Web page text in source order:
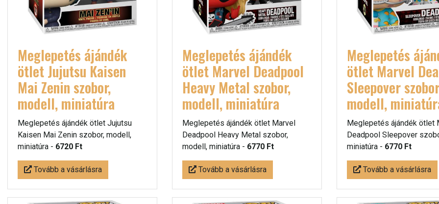
Meglepetés ájándék
ötlet Jujutsu Kaisen
Mai Zenin szobor,
modell, miniatúra
Meglepetés ájándék ötlet Jujutsu
Kaisen Mai Zenin szobor, modell,
miniatúra - 6720 Ft
Tovább a vásárlásra
Meglepetés ájándék
ötlet Marvel Deadpool
Heavy Metal szobor,
modell, miniatúra
Meglepetés ájándék ötlet Marvel
Deadpool Heavy Metal szobor,
modell, miniatúra - 6770 Ft
Tovább a vásárlásra
Meglepetés
ötlet Marvel
Sleepover
modell,
Meglepetés ájándék ötlet
Deadpool Sleepover
miniatúra - 6770 Ft
Tovább a vásárlásra